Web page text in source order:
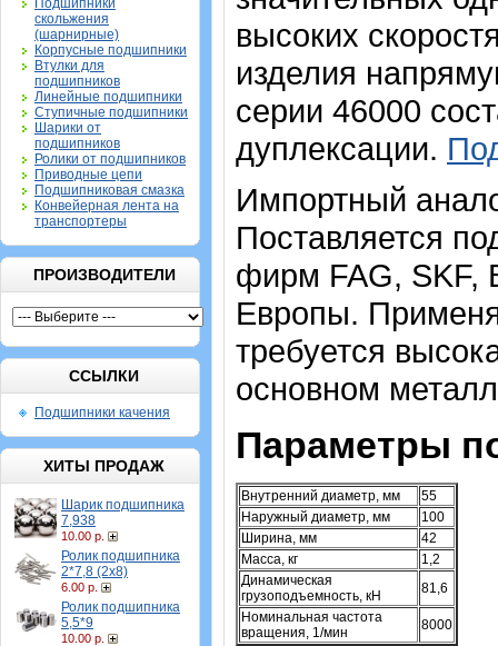
Подшипники
скольжения
(шарнирные)
Корпусные подшипники
Втулки для
подшипников
Линейные подшипники
Ступичные подшипники
Шарики от
подшипников
Ролики от подшипников
Приводные цепи
Подшипниковая смазка
Конвейерная лента на
транспортеры
ПРОИЗВОДИТЕЛИ
ССЫЛКИ
Подшипники качения
ХИТЫ ПРОДАЖ
Шарик подшипника
7,938
10.00 р.
Ролик подшипника
2*7,8 (2х8)
6.00 р.
Ролик подшипника
5,5*9
10.00 р.
высоких
изделия
серии 46000
дуплексации.
Импортный
Поставляется
фирм FAG, SKF,
Европы.
требуется
основном
Параметры
Внутренний диаметр, мм
55
Наружный диаметр, мм
100
Ширина, мм
42
Масса, кг
1,2
Динамическая
грузоподъемность, кН
81,6
Номинальная частота
вращения, 1/мин
8000